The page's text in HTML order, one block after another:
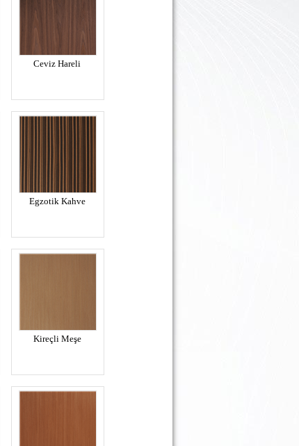
Ceviz Hareli
Egzotik Kahve
Kireçli Meşe